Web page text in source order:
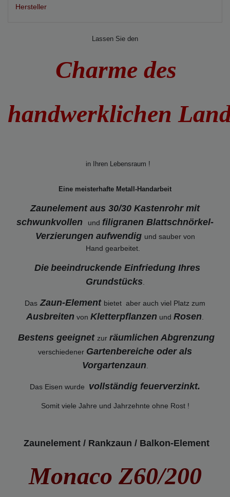
Hersteller
Lassen Sie den
Charme des
handwerklichen
in Ihren Lebensraum !
Eine meisterhafte Metall-Handarbeit
Zaunelement aus 30/30 Kastenrohr mit
schwunkvollen
und filigranen Blattschnörkel-
Verzierungen aufwendig und sauber von
Hand gearbeitet.
Die beeindruckende Einfriedung Ihres
Grundstücks
Das Zaun-Element bietet aber auch viel Platz zum
Ausbreiten von Kletterpflanzen und Rosen
Bestens geeignet zur räumlichen Abgrenzung
verschiedener Gartenbereiche oder als
Vorgartenzaun
Das Eisen wurde vollständig feuerverzinkt.
Somit viele Jahre und Jahrzehnte ohne Rost !
Zaunelement / Rankzaun / Balkon-Element
Monaco Z60/200